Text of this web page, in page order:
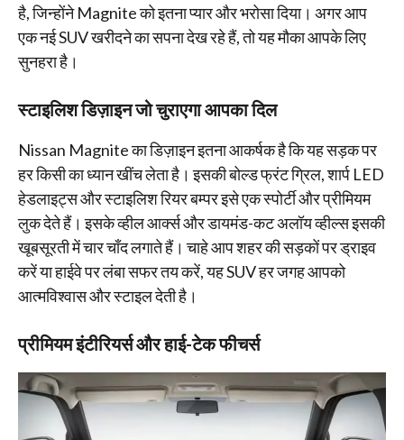
है, जिन्होंने Magnite को इतना प्यार और भरोसा दिया। अगर आप
एक नई SUV खरीदने का सपना देख रहे हैं, तो यह मौका आपके लिए
सुनहरा है।
स्टाइलिश डिज़ाइन जो चुराएगा आपका दिल
Nissan Magnite का डिज़ाइन इतना आकर्षक है कि यह सड़क पर
हर किसी का ध्यान खींच लेता है। इसकी बोल्ड फ्रंट ग्रिल, शार्प LED
हेडलाइट्स और स्टाइलिश रियर बम्पर इसे एक स्पोर्टी और प्रीमियम
लुक देते हैं। इसके व्हील आर्क्स और डायमंड-कट अलॉय व्हील्स इसकी
खूबसूरती में चार चाँद लगाते हैं। चाहे आप शहर की सड़कों पर ड्राइव
करें या हाईवे पर लंबा सफर तय करें, यह SUV हर जगह आपको
आत्मविश्वास और स्टाइल देती है।
प्रीमियम इंटीरियर्स और हाई-टेक फीचर्स